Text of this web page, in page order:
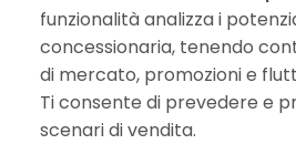
funzionalità analizza i
concessionaria, tenendo
di mercato, promozioni e
Ti consente di prevedere e
scenari di vendita.